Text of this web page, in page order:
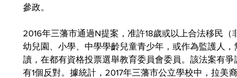
參政。
2016年三藩市通過N提案，准許18歲或以上合法移民
幼兒園、小學、中學學齡兒童青少年，或作為監護人
讀，在都有資格投票選舉教育委員會委員。該法案有
有1個反對。據統計，2017年三藩市公立學校中，拉美